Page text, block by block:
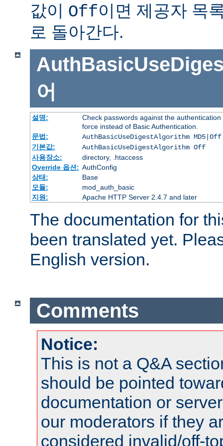
값이 Off이면 제공자 목
로 돌아간다.
어
설명:
Check passwords against the
force instead of Basic Authentication.
문법:
AuthBasicUseDigestAlgorithm MD5|Off
기본값:
AuthBasicUseDigestAlgorithm Off
사용장소:
directory, .htaccess
Override 옵션: AuthConfig
상태:
Base
모듈:
mod_auth_basic
지원:
Apache HTTP Server 2.4.7 and later
The documentation for
been translated yet.
English version.
Comments
Notice:
This is not a Q&A
should be pointed
documentation or
our moderators if they
considered invalid/off-